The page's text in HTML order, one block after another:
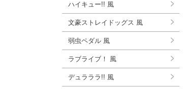
ハイキュー!! 風
文豪ストレイドッグス 風
弱虫ペダル 風
ラブライブ！ 風
デュラララ!! 風